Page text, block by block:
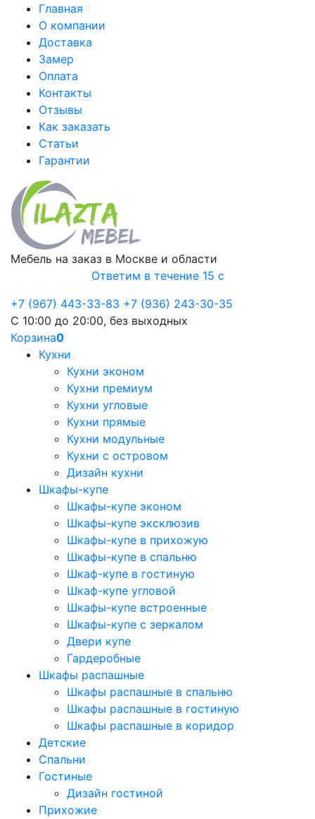
Главная
О компании
Доставка
Замер
Оплата
Контакты
Отзывы
Как заказать
Статьи
Гарантии
Мебель на заказ в Москве и области
Ответим в течение 15 с
+7 (967) 443-33-83 +7 (936) 243-30-35
С 10:00 до 20:00, без выходных
Корзина0
Кухни
Кухни эконом
Кухни премиум
Кухни угловые
Кухни прямые
Кухни модульные
Кухни с островом
Дизайн кухни
Шкафы-купе
Шкафы-купе эконом
Шкафы-купе эксклюзив
Шкафы-купе в прихожую
Шкафы-купе в спальню
Шкаф-купе в гостиную
Шкаф-купе угловой
Шкафы-купе встроенные
Шкафы-купе с зеркалом
Двери купе
Гардеробные
Шкафы распашные
Шкафы распашные в спальню
Шкафы распашные в гостиную
Шкафы распашные в коридор
Детские
Спальни
Гостиные
Дизайн гостиной
Прихожие